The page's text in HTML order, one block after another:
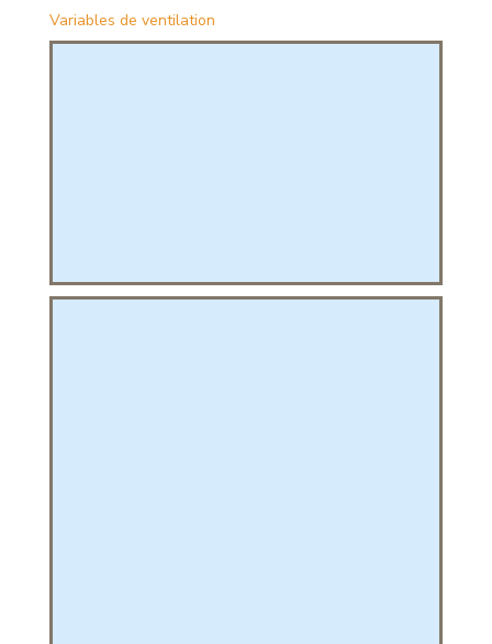
Variables de ventilation